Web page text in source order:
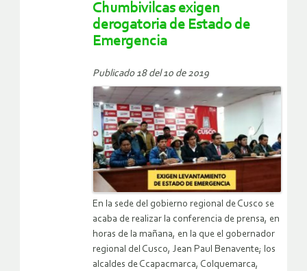
Chumbivilcas exigen
derogatoria de Estado de
Emergencia
Publicado 18 del 10 de 2019
En la sede del gobierno regional de Cusco se
acaba de realizar la conferencia de prensa, en
horas de la mañana, en la que el gobernador
regional del Cusco, Jean Paul Benavente; los
alcaldes de Ccapacmarca, Colquemarca,